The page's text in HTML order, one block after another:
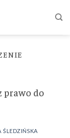
prawo do
ŚLEDZIŃSKA